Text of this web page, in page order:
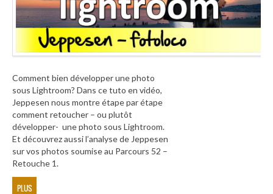
Comment bien développer une photo
sous Lightroom? Dans ce tuto en vidéo,
Jeppesen nous montre étape par étape
comment retoucher – ou plutôt
développer- une photo sous Lightroom.
Et découvrez aussi l’analyse de Jeppesen
sur vos photos soumise au Parcours 52 –
Retouche 1.
PLUS